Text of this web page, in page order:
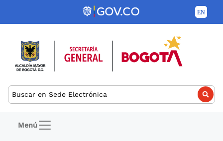
Pasar al contenido principal
Buscar
Navegación principal
Menú